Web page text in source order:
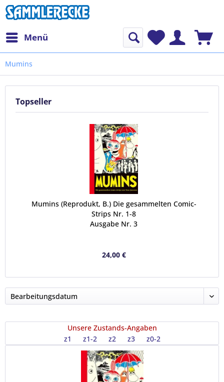
Menü
Mumins
Topseller
Mumins (Reprodukt, B.) Die gesammelten Comic-
Strips Nr. 1-8
Ausgabe Nr. 3
24,00 €
Unsere Zustands-Angaben
z1
z1-2 z2 z3 z0-2